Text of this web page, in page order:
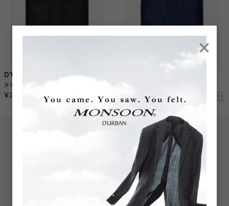
D'URBAN
タオルハンカチ （ブラック）
￥2,200
×